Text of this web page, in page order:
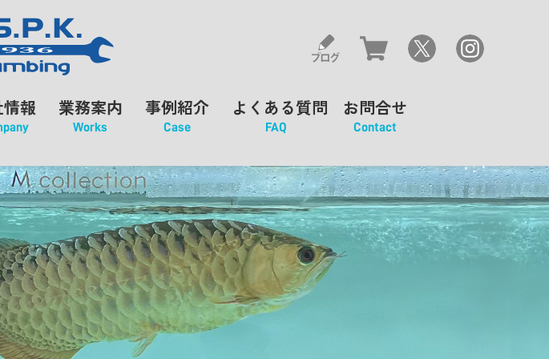
報 業務案内
Works
事例紹介
Case
よくある質問
FAQ
お問合せ
Contact